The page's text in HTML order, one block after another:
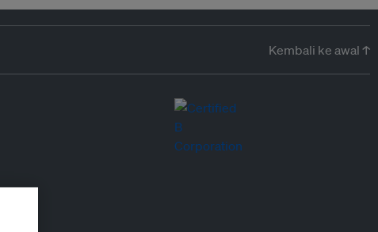
Kembali ke awal ↑